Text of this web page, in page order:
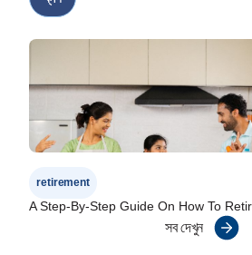
retirement
A Step-By-Step Guide On How To
সব দেখুন